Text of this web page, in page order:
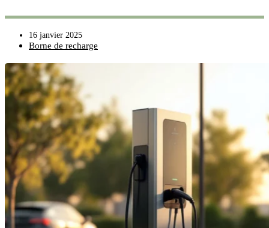
16 janvier 2025
Borne de recharge